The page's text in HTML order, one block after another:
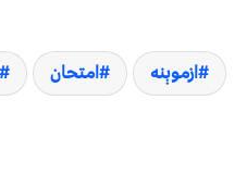
ازموېنه امتحان